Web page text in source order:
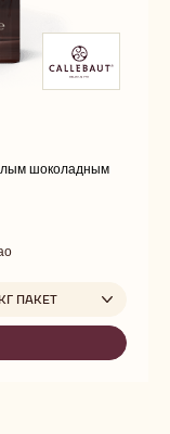
шоколадным
размеры
ПАКЕТ